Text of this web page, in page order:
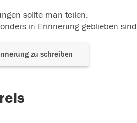
sollte man teilen.
in Erinnerung geblieben
zu schreiben